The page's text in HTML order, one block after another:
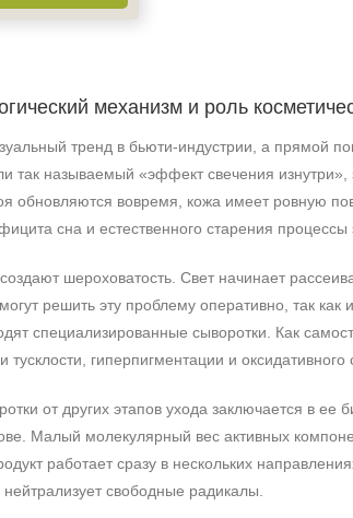
механизм и роль
тренд в бьюти-индустрии, а прямой
так называемый «эффект свечения изнутри»,
обновляются вовремя, кожа имеет ровную
сна и естественного старения
шероховатость. Свет начинает
решить эту проблему оперативно, так
специализированные сыворотки. Как
гиперпигментации и оксидативного
от других этапов ухода заключается в
Малый молекулярный вес активных
работает сразу в нескольких
свободные радикалы.